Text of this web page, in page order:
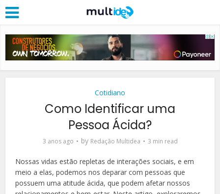
Cotidiano
Como Identificar uma
Pessoa Ácida?
3 anos ago by Redação Multidea 3 min read
Nossas vidas estão repletas de interações sociais, e em
meio a elas, podemos nos deparar com pessoas que
possuem uma atitude ácida, que podem afetar nossos